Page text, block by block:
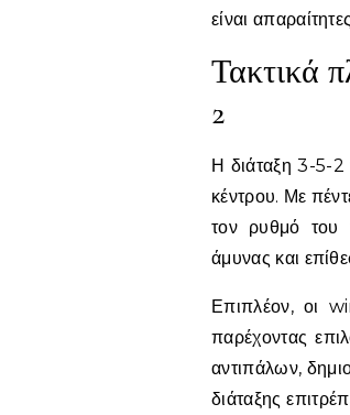
είναι
Τακτικά
2
Η διάταξη 3-5-2
κέντρου. Με
τον ρυθμό του
άμυνας και
Επιπλέον, οι
παρέχοντας
αντιπάλων,
διάταξης